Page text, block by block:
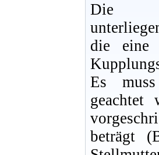
Die
die eine
Es
geachtet
beträgt